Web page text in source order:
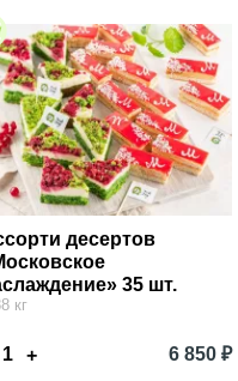
десертов
35 шт.
кг
+ 6 850 ₽